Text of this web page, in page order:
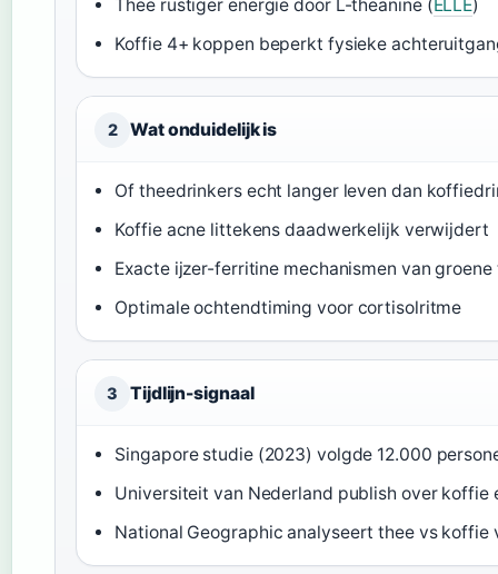
Thee rustiger energie door L-theanine (ELLE)
Koffie 4+ koppen beperkt fysieke
2 Wat onduidelijk is
Of theedrinkers echt langer leven dan
Koffie acne littekens daadwerkelijk verwijdert
Exacte ijzer-ferritine mechanismen van groene
Optimale ochtendtiming voor cortisolritme
3 Tijdlijn-signaal
Singapore studie (2023) volgde 12.000
Universiteit van Nederland publish over koffie
National Geographic analyseert thee vs